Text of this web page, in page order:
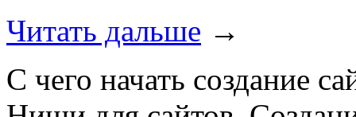
Читать дальше →
С чего начать создание